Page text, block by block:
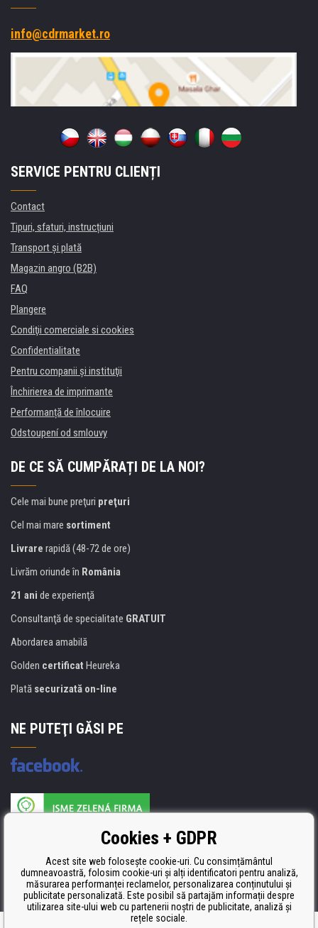
info@cdrmarket.ro
SERVICE PENTRU CLIENȚI
Contact
Tipuri, sfaturi, instrucțiuni
Transport şi plată
Magazin angro (B2B)
FAQ
Plangere
Condiţii comerciale si cookies
Confidentialitate
Pentru companii și instituţii
Închirierea de imprimante
Performanță de înlocuire
Odstoupení od smlouvy
DE CE SĂ CUMPĂRAȚI DE LA NOI?
Cele mai bune preţuri preţuri
Cel mai mare sortiment
Livrare rapidă (48-72 de ore)
Livrăm oriunde în România
21 ani de experienţă
Consultanţă de specialitate GRATUIT
Abordarea amabilă
Golden certificat Heureka
Plată securizată on-line
NE PUTEŢI GĂSI PE
Producătorul umpluturii de rezervă este certificat
ISO 9001, ISO 14001 şi STMC.Cookies + GDPR
Acest site web folosește cookie-uri. Cu consimțământul
dumneavoastră, folosim cookie-uri și alți identificatori pentru analiză,
măsurarea performanței reclamelor, personalizarea conținutului și
publicitate personalizată. Este posibil să partajăm informații despre
utilizarea site-ului web cu partenerii noștri de publicitate, analiză și
rețele sociale.